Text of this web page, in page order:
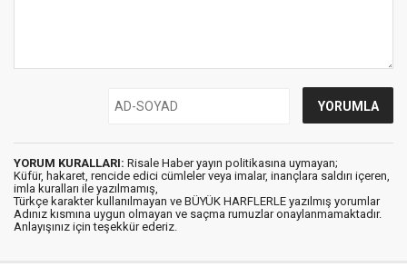
YORUM KURALLARI: Risale Haber yayın politikasına uymayan;
Küfür, hakaret, rencide edici cümleler veya imalar, inançlara saldırı içeren,
imla kuralları ile yazılmamış,
Türkçe karakter kullanılmayan ve BÜYÜK HARFLERLE yazılmış yorumlar
Adınız kısmına uygun olmayan ve saçma rumuzlar onaylanmamaktadır.
Anlayışınız için teşekkür ederiz.